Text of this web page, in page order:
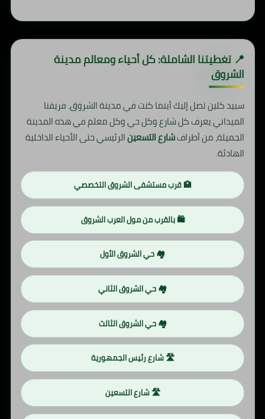
📍 تغطيتنا الشاملة: كل أحياء ومعالم مدينة
الشروق
سبيد كلين تصل إليك أينما كنت في مدينة الشروق. فريقنا
الميداني يعرف كل شارع وكل حي وكل معلم في هذه المدينة
الجميلة، من أطرافشارع التسعينالرئيسي حتى الأحياء الداخلية
الهادئة.
🏥 قرب مستشفى الشروق التخصصي
🛍️ بالقرب من مول العرب الشروق
🏘️ حي الشروق الأول
🏘️ حي الشروق الثاني
🏘️ حي الشروق الثالث
🛣️ شارع رئيس الجمهورية
🛣️ شارع التسعين